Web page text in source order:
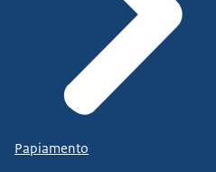
Papiamento